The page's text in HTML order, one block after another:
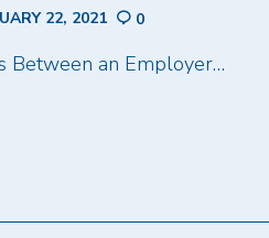
22, 2021 0
Between an Employer…